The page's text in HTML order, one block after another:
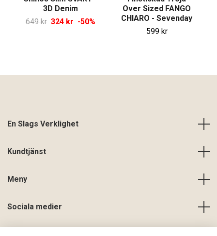
3D Denim
649 kr 324 kr -50%
Over Sized FANGO
CHIARO - Sevenday
599 kr
En Slags Verklighet
Kundtjänst
Meny
Sociala medier